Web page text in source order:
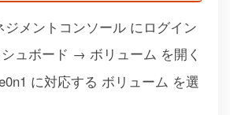
ジメントコンソール にログイン
ュボード → ボリューム を開く
に対応する ボリューム を選